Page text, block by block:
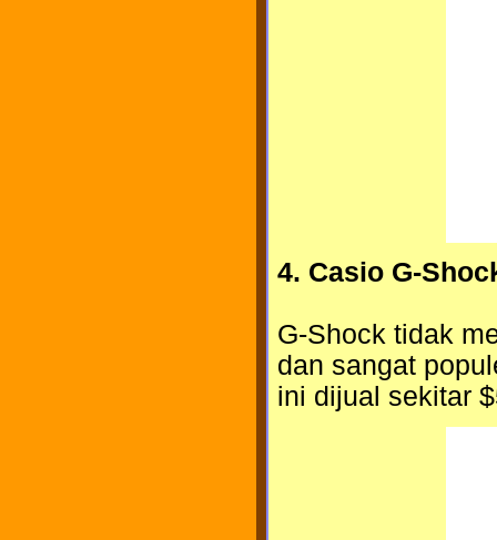
4. Casio G-
G-Shock tidak
dan sangat
ini dijual sekitar